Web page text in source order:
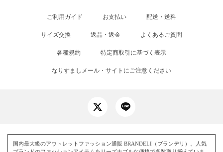
ご利用ガイド お支払い 配送・送料
サイズ交換 返品・返金 よくあるご質問
各種規約 特定商取引に基づく表示
なりすましメール・サイトにご注意ください
国内最大級のアウトレットファッション通販 BRANDELI（ブランデリ）。人気